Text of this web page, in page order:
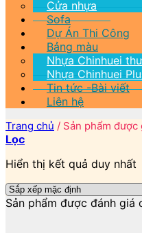
Cửa nhựa
Sofa
Dự Án Thi Công
Bảng màu
Nhựa Chinhuei
Nhựa Chinhuei
Tin tức -Bài viết
Liên hệ
Trang chủ / Sản phẩm được
Lọc
Hiển thị kết quả duy nhất
Sản phẩm được đánh giá